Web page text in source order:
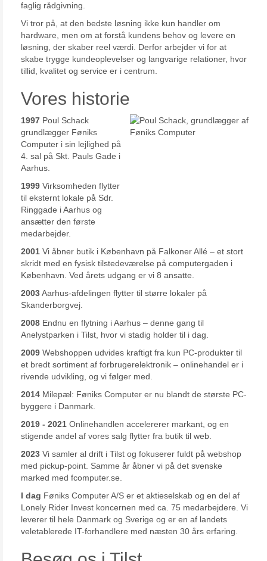
faglig rådgivning.
Vi tror på, at den bedste løsning ikke kun handler om
hardware, men om at forstå kundens behov og levere en
løsning, der skaber reel værdi. Derfor arbejder vi for at
skabe trygge kundeoplevelser og langvarige relationer, hvor
tillid, kvalitet og service er i centrum.
Vores historie
1997 Poul Schack
grundlægger Føniks
Computer i sin lejlighed på
4. sal på Skt. Pauls Gade i
Aarhus.
1999 Virksomheden flytter
til eksternt lokale på Sdr.
Ringgade i Aarhus og
ansætter den første
medarbejder.
2001 Vi åbner butik i København på Falkoner Allé – et stort
skridt med en fysisk tilstedeværelse på computergaden i
København. Ved årets udgang er vi 8 ansatte.
2003Aarhus-afdelingen flytter til større lokaler på
Skanderborgvej.
2008 Endnu en flytning i Aarhus – denne gang til
Anelystparken i Tilst, hvor vi stadig holder til i dag.
2009 Webshoppen udvides kraftigt fra kun PC-produkter til
et bredt sortiment af forbrugerelektronik – onlinehandel er i
rivende udvikling, og vi følger med.
2014 Milepæl: Føniks Computer er nu blandt de største PC-
byggere i Danmark.
2019 - 2021 Onlinehandlen accelererer markant, og en
stigende andel af vores salg flytter fra butik til web.
2023 Vi samler al drift i Tilst og fokuserer fuldt på webshop
med pickup-point. Samme år åbner vi på det svenske
marked med fcomputer.se.
I dag Føniks Computer A/S er et aktieselskab og en del af
Lonely Rider Invest koncernen med ca. 75 medarbejdere. Vi
leverer til hele Danmark og Sverige og er en af landets
veletablerede IT-forhandlere med næsten 30 års erfaring.